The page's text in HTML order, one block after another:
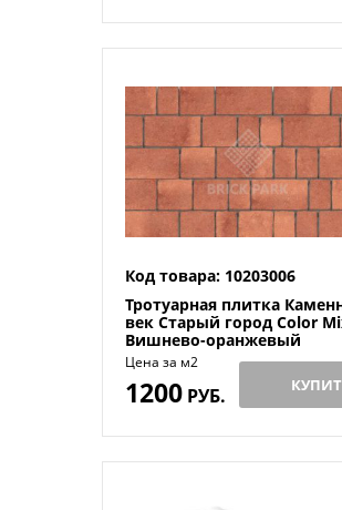
Код товара: 10203006
Тротуарная плитка
век Старый город Color
Вишнево-оранжевый
100×160×60
Цена за м2
1200РУБ.